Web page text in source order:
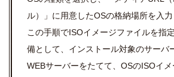
ル）」に用意したOSの格納場所を入力
この手順でISOイメージファイルを指
備として、インストール対象のサーバ
WEBサーバーをたてて、 OSのISOイ